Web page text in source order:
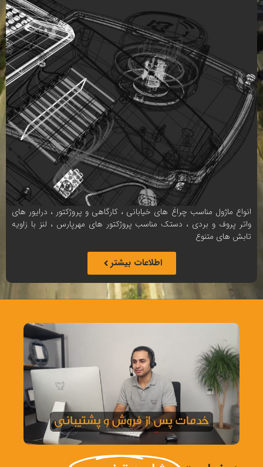
انواع ماژول مناسب چراغ های خیابانی ، کارگاهی و پروژکتور ، درایور های
واتر پروف و بردی ، دستک مناسب پروژکتور های مهرپارس ، لنز با زاویه
تابش های متنوع
اطلاعات بیشتر